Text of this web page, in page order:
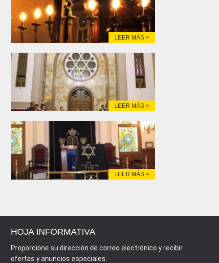
LEER MÁS >
LEER MÁS >
LEER MÁS >
HOJA INFORMATIVA
Proporcione su dirección de correo electrónico y recibir
ofertas y anuncios especiales.